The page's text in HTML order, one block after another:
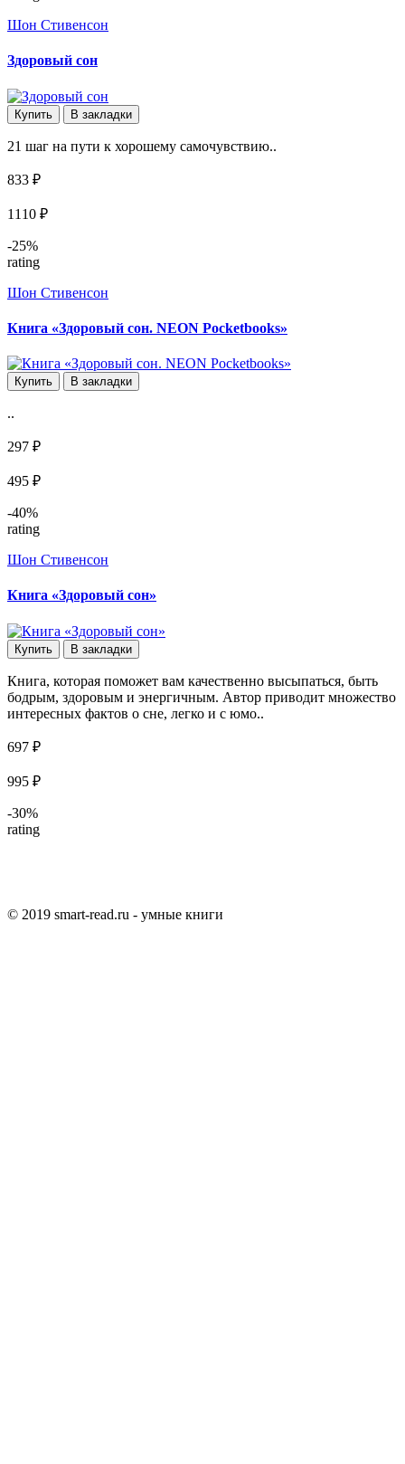
Шон Стивенсон
Здоровый сон
Купить В закладки
21 шаг на пути к хорошему самочувствию..
833 ₽
1110 ₽
-25%
rating
Шон Стивенсон
Книга «Здоровый сон. NEON Pocketbooks»
Купить В закладки
..
297 ₽
495 ₽
-40%
rating
Шон Стивенсон
Книга «Здоровый сон»
Купить В закладки
Книга, которая поможет вам качественно высыпаться, быть
бодрым, здоровым и энергичным. Автор приводит множество
интересных фактов о сне, легко и с юмо..
697 ₽
995 ₽
-30%
rating
© 2019 smart-read.ru - умные книги